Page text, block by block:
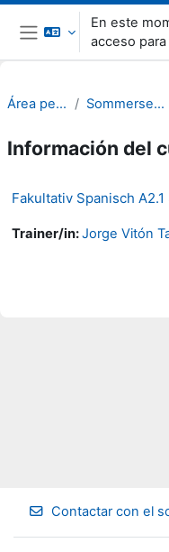
Salta al contenido principal
Panel lateral
En este
acceso
Área personal Sommersemester 20
Información del
Fakultativ Spanisch
Trainer/in:Jorge Vitón
Contactar con el